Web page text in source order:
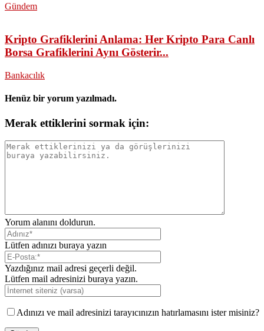
Gündem
Kripto Grafiklerini Anlama: Her Kripto Para Canlı
Borsa Grafiklerini Aynı Gösterir...
Bankacılık
Henüz bir yorum yazılmadı.
Merak ettiklerini sormak için:
Yorum alanını doldurun.
Lütfen adınızı buraya yazın
Yazdığınız mail adresi geçerli değil.
Lütfen mail adresinizi buraya yazın.
Adınızı ve mail adresinizi tarayıcınızın hatırlamasını ister misiniz?